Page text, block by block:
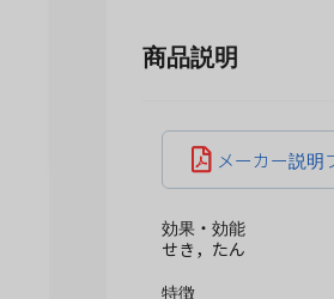
商品説明
メーカー説明
効果・効能
せき，たん
特徴